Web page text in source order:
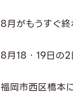
8月がもうすぐ終
8月18・19日の2
福岡市西区橋本